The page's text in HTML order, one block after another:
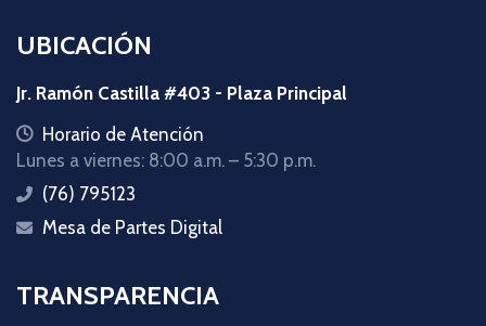
UBICACIÓN
Jr. Ramón Castilla #403 - Plaza Principal
iconHorario de Atención
Lunes a viernes: 8:00 a.m. – 5:30 p.m.
icon
(76) 795123
icon
Mesa de Partes Digital
TRANSPARENCIA